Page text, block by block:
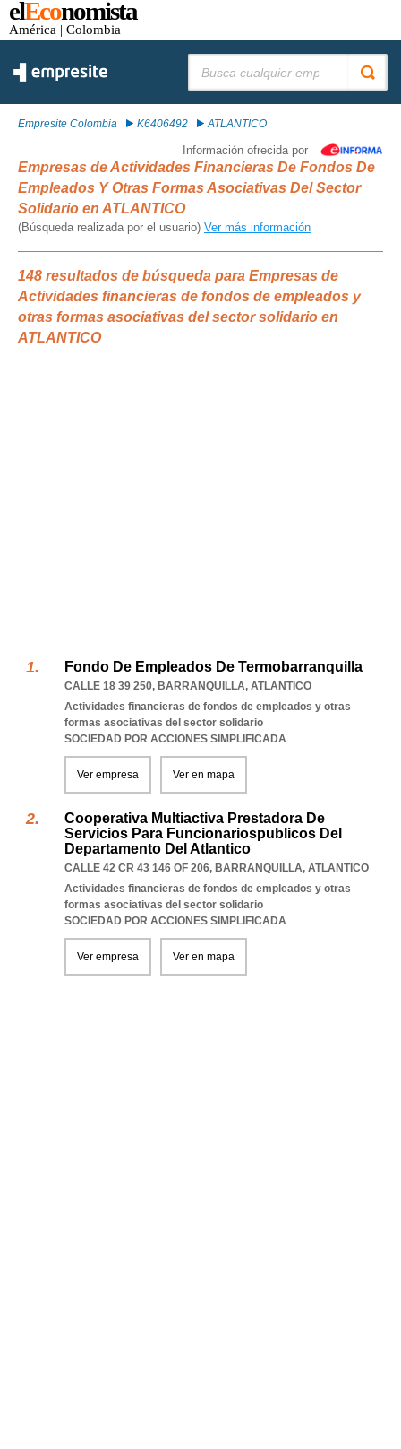
elEconomista
América | Colombia
Empresite Colombia K6406492 ATLANTICO
Información ofrecida por
Empresas de Actividades Financieras De Fondos De
Empleados Y Otras Formas Asociativas Del Sector
Solidario en ATLANTICO
(Búsqueda realizada por el usuario) Ver más información
148 resultados de búsqueda para Empresas de
Actividades financieras de fondos de empleados y
otras formas asociativas del sector solidario en
ATLANTICO
Fondo De Empleados De Termobarranquilla
CALLE 18 39 250, BARRANQUILLA, ATLANTICO
Actividades financieras de fondos de empleados y otras
formas asociativas del sector solidario
SOCIEDAD POR ACCIONES SIMPLIFICADA
Ver empresa Ver en mapa
Cooperativa Multiactiva Prestadora De
Servicios Para Funcionariospublicos Del
Departamento Del Atlantico
CALLE 42 CR 43 146 OF 206, BARRANQUILLA, ATLANTICO
Actividades financieras de fondos de empleados y otras
formas asociativas del sector solidario
SOCIEDAD POR ACCIONES SIMPLIFICADA
Ver empresa Ver en mapa